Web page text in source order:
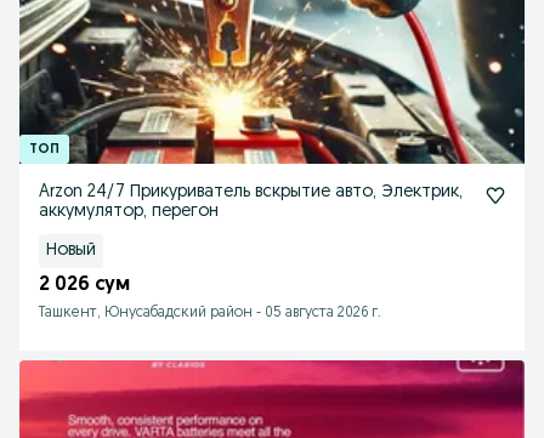
Arzon 24/7 Прикуриватель вскрытие авто, Электрик,
аккумулятор, перегон
Новый
2 026 сум
Ташкент, Юнусабадский район - 05 августа 2026 г.